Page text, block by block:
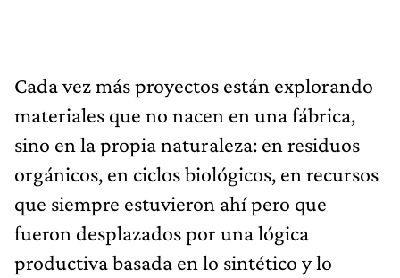
Cada vez más proyectos están explorando
materiales que no nacen en una fábrica,
sino en la propia naturaleza: en residuos
orgánicos, en ciclos biológicos, en recursos
que siempre estuvieron ahí pero que
fueron desplazados por una lógica
productiva basada en lo sintético y lo